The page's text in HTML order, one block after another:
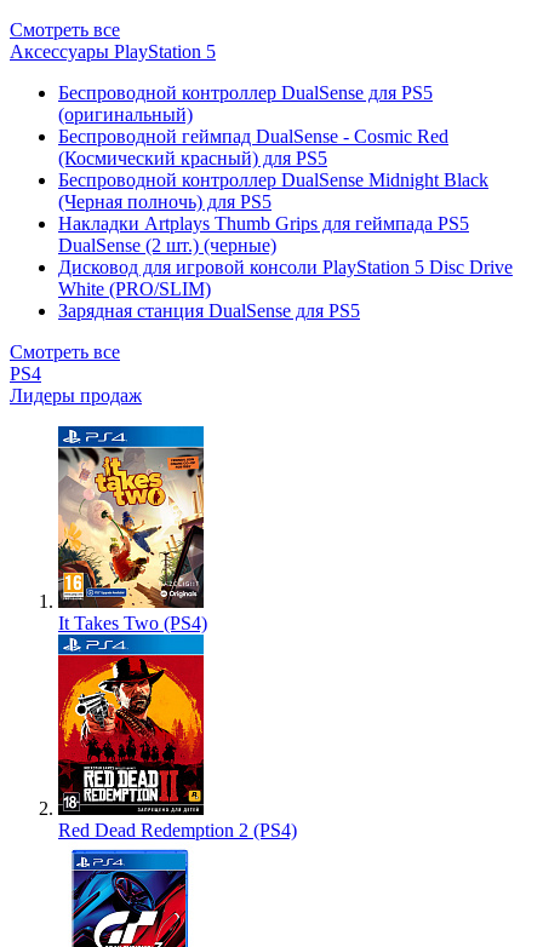
Смотреть все
Аксессуары PlayStation 5
Беспроводной контроллер DualSense для PS5
(оригинальный)
Беспроводной геймпад DualSense - Cosmic Red
(Космический красный) для PS5
Беспроводной контроллер DualSense Midnight Black
(Черная полночь) для PS5
Накладки Artplays Thumb Grips для геймпада PS5
DualSense (2 шт.) (черные)
Дисковод для игровой консоли PlayStation 5 Disc Drive
White (PRO/SLIM)
Зарядная станция DualSense для PS5
Смотреть все
PS4
Лидеры продаж
It Takes Two (PS4)
Red Dead Redemption 2 (PS4)